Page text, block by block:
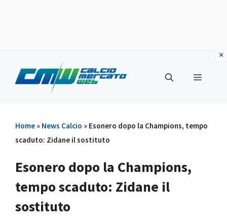
contenuto
Menu
Home » News Calcio » Esonero dopo la Champions, tempo
scaduto: Zidane il sostituto
Esonero dopo la Champions,
tempo scaduto: Zidane il
sostituto